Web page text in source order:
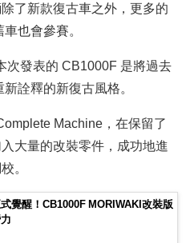
了新款復古車之外，更多的
也會參賽。
次發表的 CB1000F 是將過去
詮釋的新復古風格。
Machine，在保留了
大量的改裝零件，成功地進
。
式覺醒！CB1000F MORIWAKI改裝版